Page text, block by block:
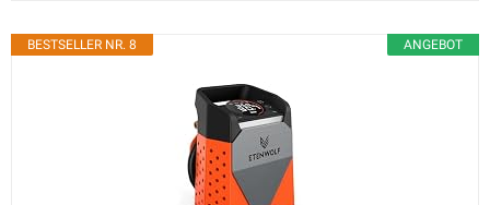
ANGEBOT
BESTSELLER NR. 8